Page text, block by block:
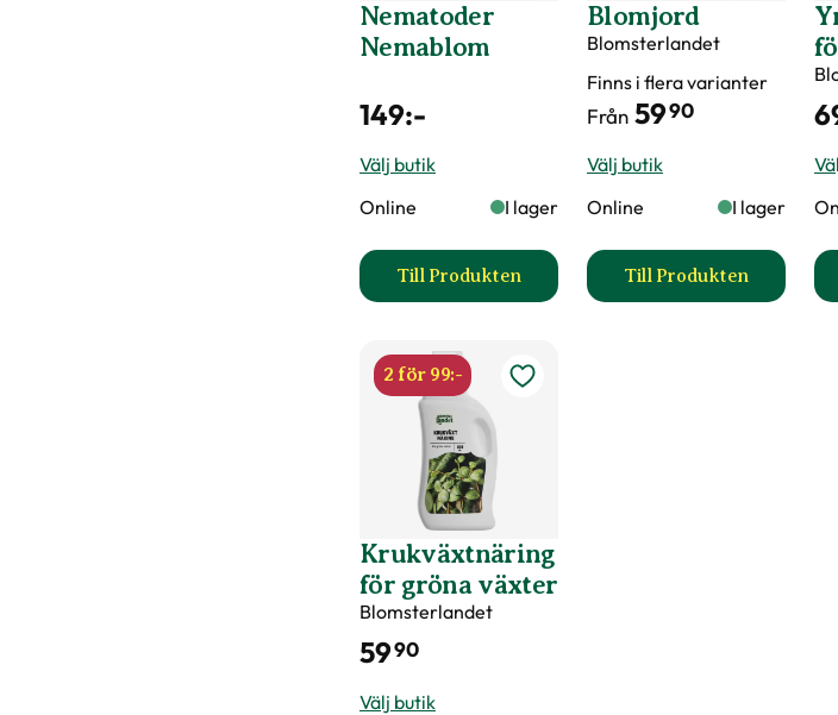
Nematoder
Nemablom
149:-
Välj butik
Online
I lager
Till Produkten
till Nematoder Nemablom produktsida
Blomjord
Blomsterlandet
Finns i flera varianter
Från 5990
Välj butik
Online
I lager
Till Produkten
till Blomjord
2 för 99:-
Krukväxtnäring
för gröna växter
Blomsterlandet
5990
Välj butik